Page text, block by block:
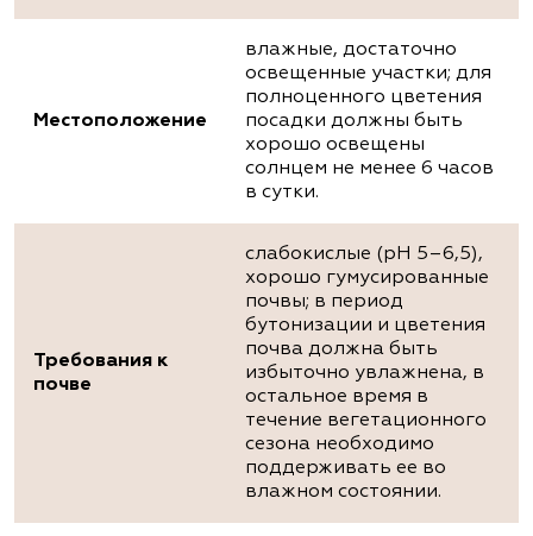
Местоположение
влажные, достаточно
освещенные участки; для
полноценного цветения
посадки должны быть
хорошо освещены
солнцем не менее 6 часов
в сутки.
Требования к
почве
слабокислые (pH 5–6,5),
хорошо гумусированные
почвы; в период
бутонизации и цветения
почва должна быть
избыточно увлажнена, в
остальное время в
течение вегетационного
сезона необходимо
поддерживать ее во
влажном состоянии.